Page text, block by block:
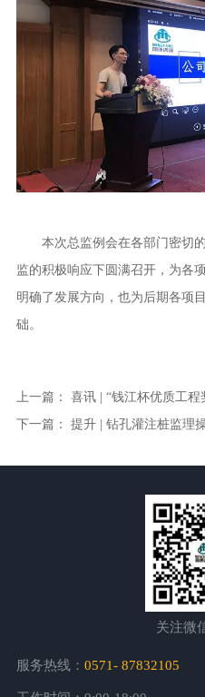
本次总监例会在各部门密切的
监的积极响应下圆满召开，为各
明确了发展方向，也为后期各项
础。
上一篇： 喜讯 | “钱江杯优质工
下一篇： 提升 | 钻孔灌注桩监理
关注微
服务热线： 0571- 87832105